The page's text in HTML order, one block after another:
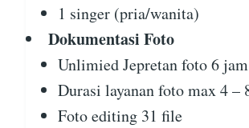
1 singer (pria/wanita)
Dokumentasi Foto
Unlimied Jepretan foto 6 jam
Durasi layanan foto max 4 –
Foto editing 31 file